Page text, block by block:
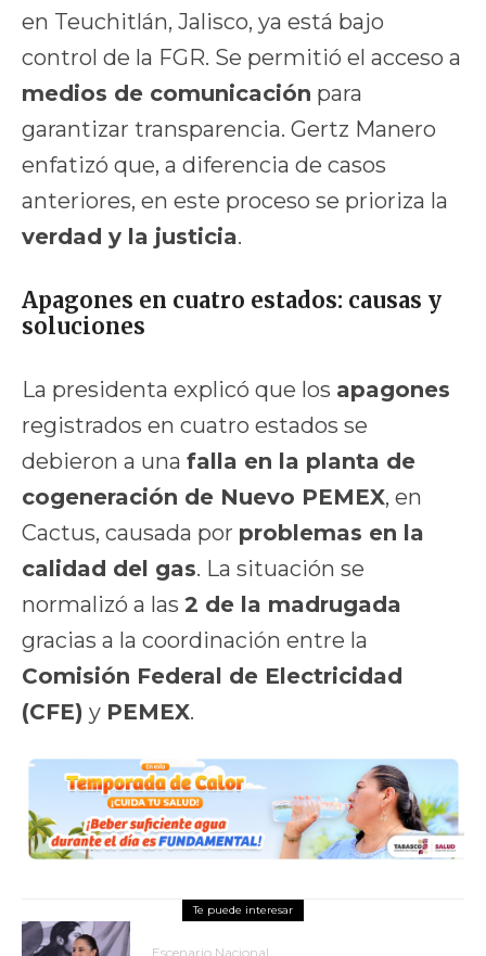
en Teuchitlán, Jalisco, ya está bajo
control de la FGR. Se permitió el acceso a
medios de comunicación para
garantizar transparencia. Gertz Manero
enfatizó que, a diferencia de casos
anteriores, en este proceso se prioriza la
verdad y la justicia.
Apagones en cuatro estados: causas y
soluciones
La presidenta explicó que los apagones
registrados en cuatro estados se
debieron a una falla en la planta de
cogeneración de Nuevo PEMEX, en
Cactus, causada por problemas en la
calidad del gas. La situación se
normalizó a las 2 de la madrugada
gracias a la coordinación entre la
Comisión Federal de Electricidad
(CFE) y PEMEX.
Escenario Nacional